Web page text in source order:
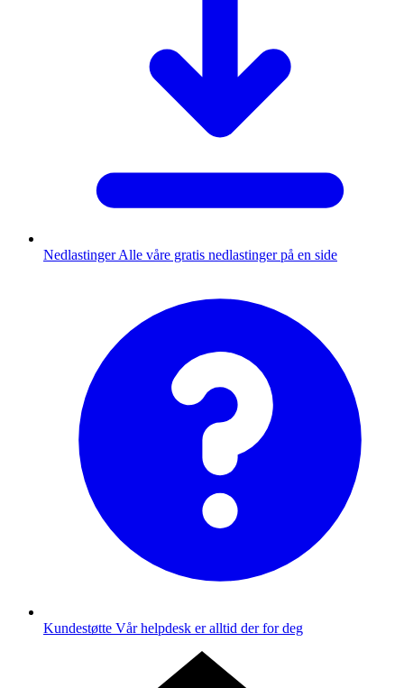
Nedlastinger Alle våre gratis nedlastinger på en side
Kundestøtte Vår helpdesk er alltid der for deg